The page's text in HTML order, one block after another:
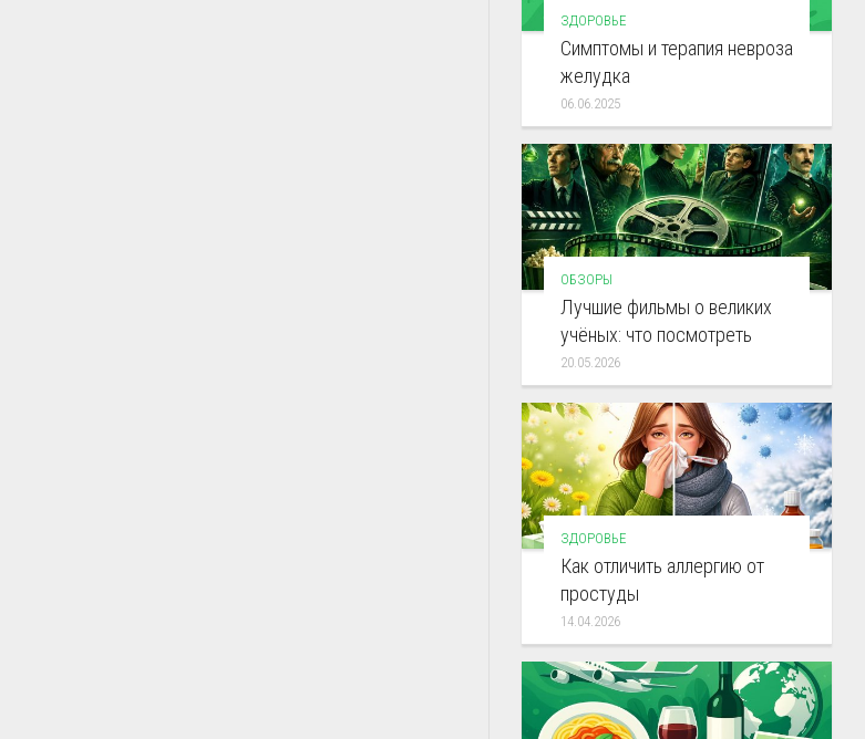
ЗДОРОВЬЕ
Симптомы и терапия невроза
желудка
06.06.2025
ОБЗОРЫ
Лучшие фильмы о великих
учёных: что посмотреть
20.05.2026
ЗДОРОВЬЕ
Как отличить аллергию от
простуды
14.04.2026